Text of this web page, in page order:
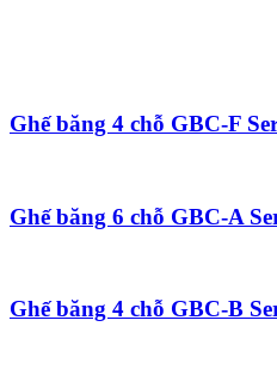
Ghế băng 4 chỗ GBC-F
Ghế băng 6 chỗ GBC-A
Ghế băng 4 chỗ GBC-B